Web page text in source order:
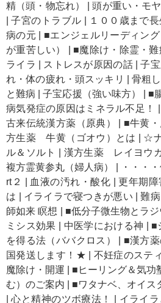
精（頭・物忘れ）
|頭が重い・モ
|子宮のトラブル １００歳まで
病の元
■エンジェルリーディング
が重苦しい）
■魔除け・除霊・
ライラ
ストレスが原因の話|子
れ・体の疲れ・頭スッキリ
|骨粗
と難病 |子宝応援（強い味方） ■
病気発症の原因はミネラル不足！
古来伝統漢方薬（原典）
■牛黄
方生薬 牛黄（ゴオウ）とは
☆
ル＆ソルト
漢方生薬 レイヨウ
複方霊黄参丸（婦人病）
・・・
rt２
血液の汚れ・酸化 |更年期障
は
イライラで寝つきが悪い |難
師如来 瞑想
■低分子微生物とラ
ミシス効果
中医学における神
■
を得る法（ババクロス）
■漢方薬
国発送します！★
不妊症のステ
魔除け・開運
■ヒーリング＆気功
む）のご案内
■ワタナベ、オイス
|心と精神のツボ療法！ イライ